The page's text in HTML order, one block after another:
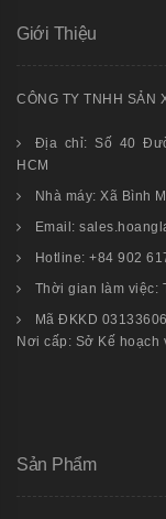
Giới Thiệu
CÔNG TY TNHH SẢN
Địa chỉ: Số 40
HCM
Nhà máy: Xã Bình
Email:
Hotline: +84 902
Thời gian làm việc:
Mã ĐKKD
Nơi cấp: Sở Kế hoạch
Sản Phẩm